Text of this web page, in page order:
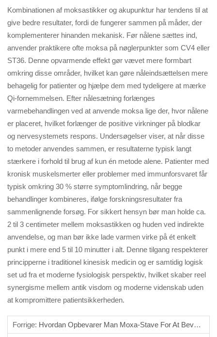
Kombinationen af moksastikker og akupunktur har tendens til at
give bedre resultater, fordi de fungerer sammen på måder, der
komplementerer hinanden mekanisk. Før nålene sættes ind,
anvender praktikere ofte moksa på nøglerpunkter som CV4 eller
ST36. Denne opvarmende effekt gør vævet mere formbart
omkring disse områder, hvilket kan gøre nåleindsættelsen mere
behagelig for patienter og hjælpe dem med tydeligere at mærke
Qi-fornemmelsen. Efter nålesætning forlænges
varmebehandlingen ved at anvende moksa lige der, hvor nålene
er placeret, hvilket forlænger de positive virkninger på blodkar
og nervesystemets respons. Undersøgelser viser, at når disse
to metoder anvendes sammen, er resultaterne typisk langt
stærkere i forhold til brug af kun én metode alene. Patienter med
kronisk muskelsmerter eller problemer med immunforsvaret får
typisk omkring 30 % større symptomlindring, når begge
behandlinger kombineres, ifølge forskningsresultater fra
sammenlignende forsøg. For sikkert hensyn bør man holde ca.
2 til 3 centimeter mellem moksastikken og huden ved indirekte
anvendelse, og man bør ikke lade varmen virke på ét enkelt
punkt i mere end 5 til 10 minutter i alt. Denne tilgang respekterer
principperne i traditionel kinesisk medicin og er samtidig logisk
set ud fra et moderne fysiologisk perspektiv, hvilket skaber reel
synergisme mellem antik visdom og moderne videnskab uden
at kompromittere patientsikkerheden.
Forrige: Hvordan Opbevarer Man Moxa-Stave For At Bevare Deres Virkning?